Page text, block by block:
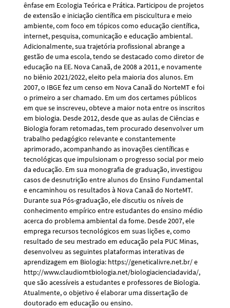
ênfase em Ecologia Teórica e Prática. Participou de projetos
de extensão e iniciação científica em piscicultura e meio
ambiente, com foco em tópicos como educação científica,
internet, pesquisa, comunicação e educação ambiental.
Adicionalmente, sua trajetória profissional abrange a
gestão de uma escola, tendo se destacado como diretor de
educação na EE. Nova Canaã, de 2008 a 2011, e novamente
no biênio 2021/2022, eleito pela maioria dos alunos. Em
2007, o IBGE fez um censo em Nova Canaã do NorteMT e foi
o primeiro a ser chamado. Em um dos certames públicos
em que se inscreveu, obteve a maior nota entre os inscritos
em biologia. Desde 2012, desde que as aulas de Ciências e
Biologia foram retomadas, tem procurado desenvolver um
trabalho pedagógico relevante e constantemente
aprimorado, acompanhando as inovações científicas e
tecnológicas que impulsionam o progresso social por meio
da educação. Em sua monografia de graduação, investigou
casos de desnutrição entre alunos do Ensino Fundamental
e encaminhou os resultados à Nova Canaã do NorteMT.
Durante sua Pós-graduação, ele discutiu os níveis de
conhecimento empírico entre estudantes do ensino médio
acerca do problema ambiental da fome. Desde 2007, ele
emprega recursos tecnológicos em suas lições e, como
resultado de seu mestrado em educação pela PUC Minas,
desenvolveu as seguintes plataformas interativas de
aprendizagem em Biologia: https://geneticalivre.net.br/ e
http://www.claudiomtbiologia.net/biologiacienciadavida/,
que são acessíveis a estudantes e professores de Biologia.
Atualmente, o objetivo é elaborar uma dissertação de
doutorado em educação ou ensino.